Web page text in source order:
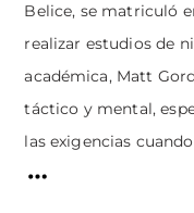
Belice, se matriculó
realizar estudios de
académica, Matt
táctico y mental,
las exigencias cuando